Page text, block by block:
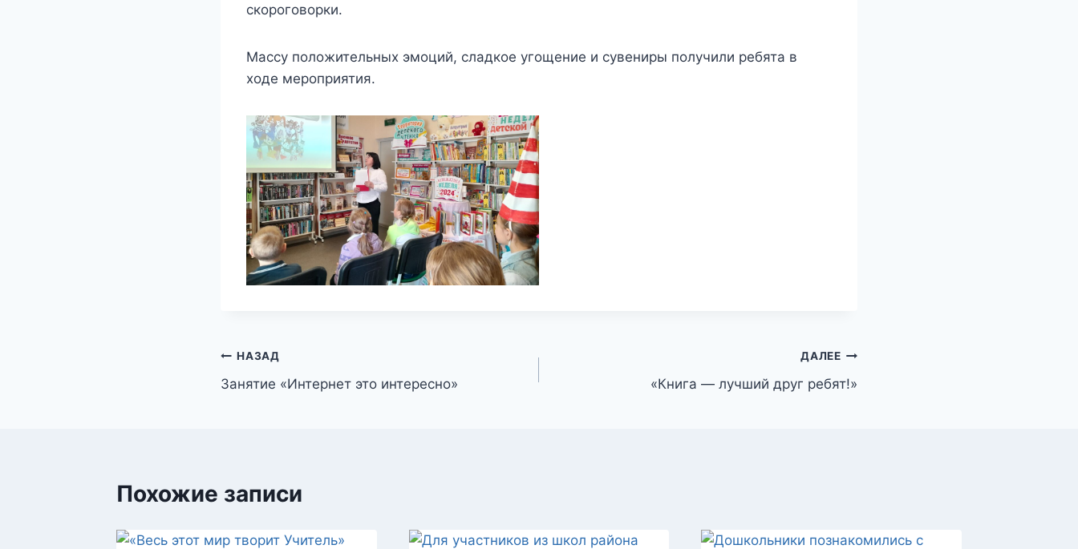
скороговорки.
Массу положительных эмоций, сладкое угощение и сувениры получили ребята в
ходе мероприятия.
Навигация
по
НАЗАД
Занятие «Интернет это интересно»
ДАЛЕЕ
«Книга — лучший друг ребят!»
Похожие записи